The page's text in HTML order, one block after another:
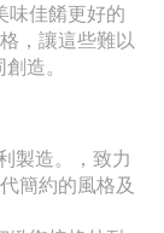
味佳餚更好的
，讓這些難以
造。
製造。，致力
簡約的風格及